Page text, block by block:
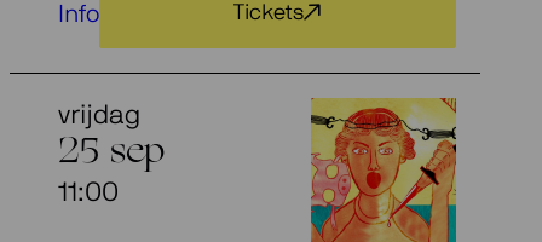
Info Tickets
vrijdag
25 sep
11:00